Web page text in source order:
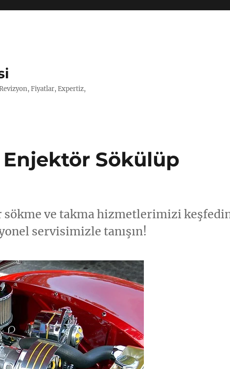
Fiyatlar, Expertiz,
Sökülüp
ve takma hizmetlerimizi
servisimizle tanışın!